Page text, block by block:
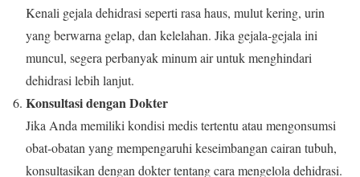
Kenali gejala dehidrasi seperti rasa haus, mulut kering, urin
yang berwarna gelap, dan kelelahan. Jika gejala-gejala ini
muncul, segera perbanyak minum air untuk menghindari
dehidrasi lebih lanjut.
Konsultasi dengan Dokter
Jika Anda memiliki kondisi medis tertentu atau mengonsumsi
obat-obatan yang mempengaruhi keseimbangan cairan tubuh,
konsultasikan dengan dokter tentang cara mengelola dehidrasi.